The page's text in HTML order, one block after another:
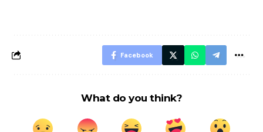
Facebook
What do you think?